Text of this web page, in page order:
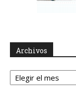
Archivos
Archivos